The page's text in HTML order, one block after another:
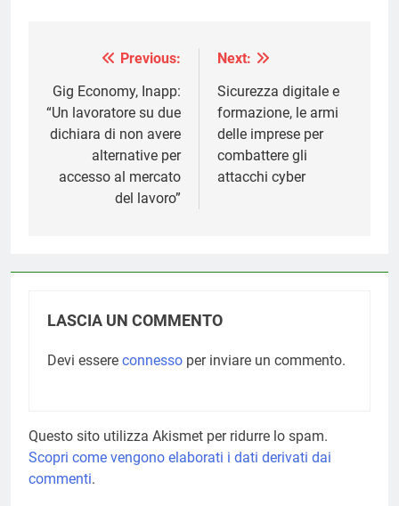
Navigazione
articoli
Previous:
Gig Economy, Inapp:
“Un lavoratore su due
dichiara di non avere
alternative per
accesso al mercato
del lavoro”
Next:
Sicurezza digitale e
formazione, le armi
delle imprese per
combattere gli
attacchi cyber
LASCIA UN COMMENTO
Devi essere connesso per inviare un commento.
Questo sito utilizza Akismet per ridurre lo spam.
Scopri come vengono elaborati i dati derivati dai
commenti.